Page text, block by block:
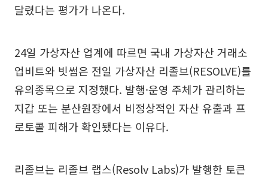
달렸다는 평가가 나온다.
24일 가상자산 업계에 따르면 국내 가상자산 거래소
업비트와 빗썸은 전일 가상자산 리졸브(RESOLVE)를
유의종목으로 지정했다. 발행·운영 주체가 관리하는
지갑 또는 분산원장에서 비정상적인 자산 유출과 프
로토콜 피해가 확인됐다는 이유다.
리졸브는 리졸브 랩스(Resolv Labs)가 발행한 토큰